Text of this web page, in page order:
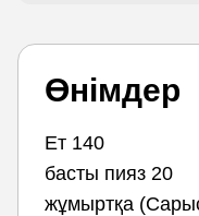
Өнімдер
Ет 140
басты пияз 20
жұмыртқа